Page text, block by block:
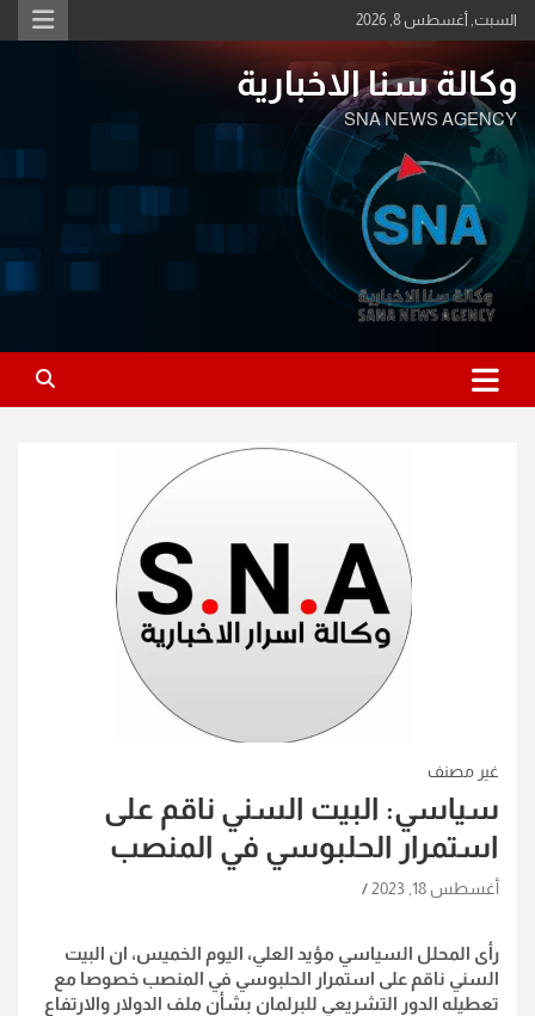
Skip
to
السبت, أغسطس 8, 2026
وكالة سنا الاخبارية
SNA NEWS AGENCY
غير مصنف
سياسي: البيت السني ناقم على
استمرار الحلبوسي في المنصب
أغسطس 18, 2023
رأى المحلل السياسي مؤيد العلي، اليوم الخميس، ان البيت
السني ناقم على استمرار الحلبوسي في المنصب خصوصا مع
تعطيله الدور التشريعي للبرلمان بشأن ملف الدولار والارتفاع